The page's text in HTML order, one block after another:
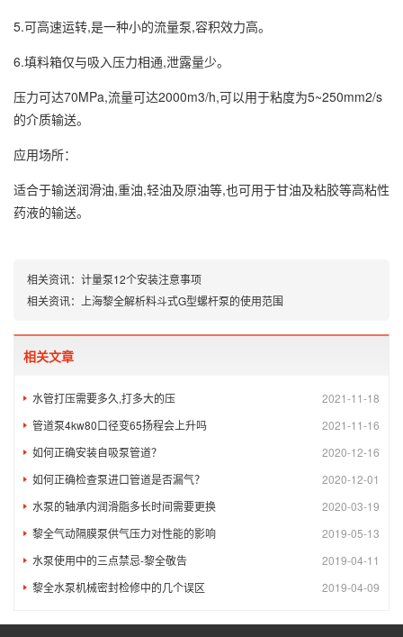
5.可高速运转,是一种小的流量泵,容积效力高。
6.填料箱仅与吸入压力相通,泄露量少。
压力可达70MPa,流量可达2000m3/h,可以用于粘度为5~250mm2/s
的介质输送。
应用场所：
适合于输送润滑油,重油,轻油及原油等,也可用于甘油及粘胶等高粘性
药液的输送。
相关资讯： 计量泵12个安装注意事项
相关资讯：
上海黎全解析料斗式G型螺杆泵的使用范围
相关文章
2021-11-18
水管打压需要多久,打多大的压
2021-11-16
管道泵4kw80口径变65扬程会上升吗
2020-12-16
如何正确安装自吸泵管道？
2020-12-01
如何正确检查泵进口管道是否漏气？
2020-03-19
水泵的轴承内润滑脂多长时间需要更换
2019-05-13
黎全气动隔膜泵供气压力对性能的影响
2019-04-11
水泵使用中的三点禁忌-黎全敬告
2019-04-09
黎全水泵机械密封检修中的几个误区